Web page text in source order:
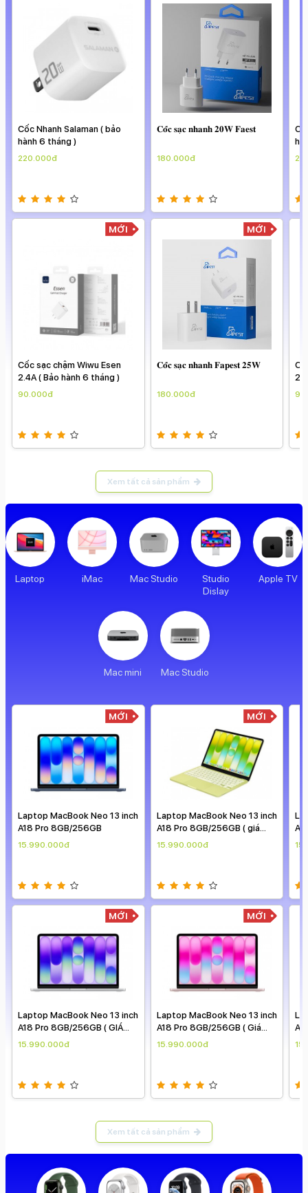
Cốc Nhanh Salaman ( bảo
hành 6 tháng )
220.000đ
MỚI
Cốc sạc chậm Wiwu Esen
2.4A ( Bảo hành 6 tháng )
90.000đ
𝐂𝐨̂́𝐜 𝐬𝐚̣𝐜 𝐧𝐡𝐚𝐧𝐡 𝟐𝟎𝐖 𝐅𝐚𝐞𝐬𝐭
180.000đ
MỚI
𝐂𝐨̂́𝐜 𝐬𝐚̣𝐜 𝐧𝐡𝐚𝐧𝐡 𝐅𝐚𝐩𝐞𝐬𝐭 𝟐𝟓𝐖
180.000đ
Xem tất cả sản phẩm
Laptop iMac Mac Studio
Studio
Dislay
Apple TV
Mac mini Mac Studio
MỚI
Laptop MacBook Neo 13 inch
A18 Pro 8GB/256GB
15.990.000đ
MỚI
Laptop MacBook Neo 13 inch
A18 Pro 8GB/256GB ( GIÁ
THEO NGÀY )
15.990.000đ
MỚI
Laptop MacBook Neo 13 inch
A18 Pro 8GB/256GB ( giá
theo ngày )
15.990.000đ
MỚI
Laptop MacBook Neo 13 inch
A18 Pro 8GB/256GB ( Giá
theo ngày )
15.990.000đ
Xem tất cả sản phẩm